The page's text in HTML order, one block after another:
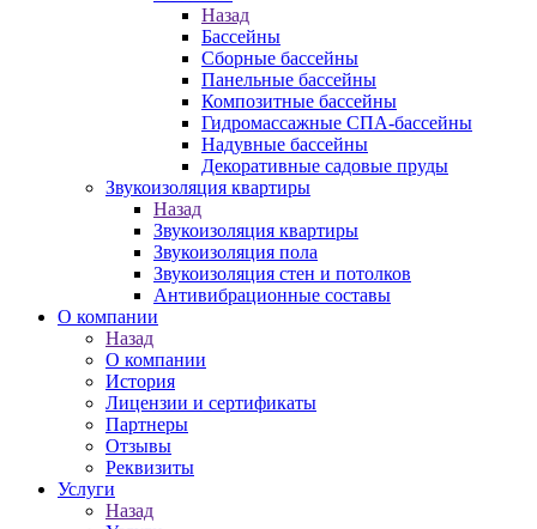
Назад
Бассейны
Сборные бассейны
Панельные бассейны
Композитные бассейны
Гидромассажные СПА-бассейны
Надувные бассейны
Декоративные садовые пруды
Звукоизоляция квартиры
Назад
Звукоизоляция квартиры
Звукоизоляция пола
Звукоизоляция стен и потолков
Антивибрационные составы
О компании
Назад
О компании
История
Лицензии и сертификаты
Партнеры
Отзывы
Реквизиты
Услуги
Назад